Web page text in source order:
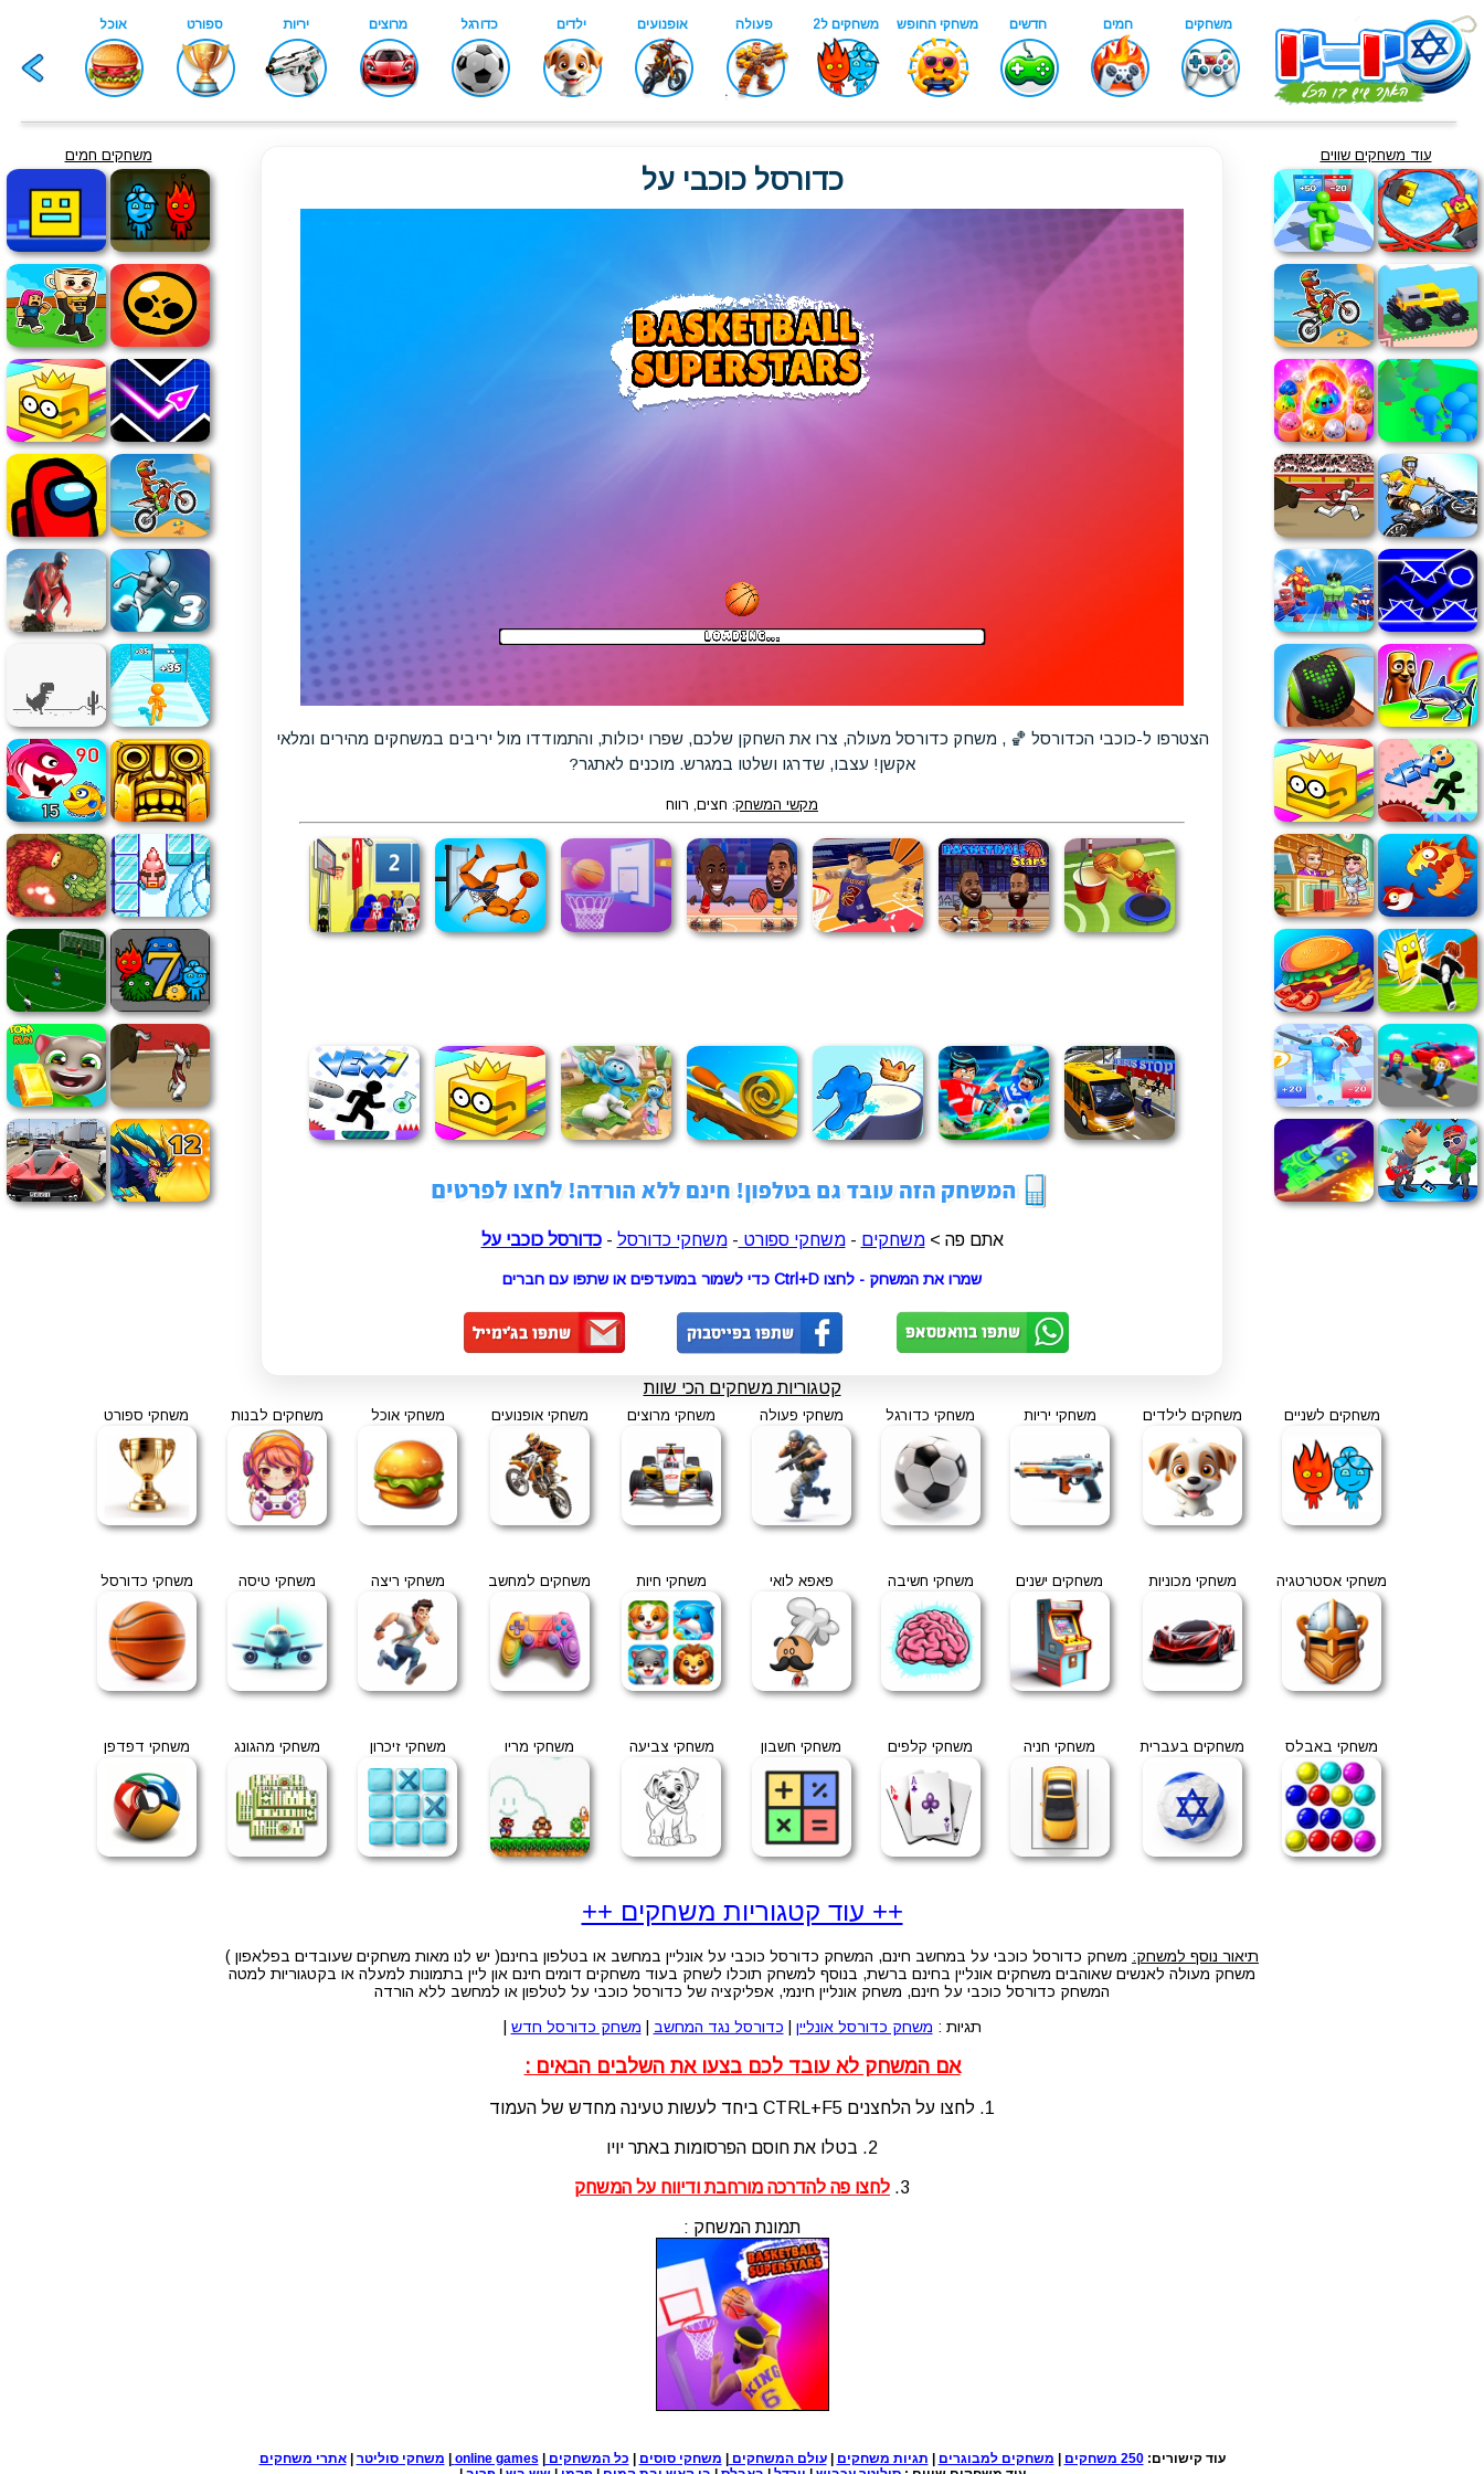
עוד משחקים שווים
כדורסל כוכבי על
הצטרפו ל-כוכבי הכדורסל 🏀 , משחק כדורסל מעולה, צרו את השחקן שלכם, שפרו יכולות, והתמודדו מול יריבים במשחקים מהירים ומלאי
אקשן! עצבו, שדרגו ושלטו במגרש. מוכנים לאתגר?
מקשי המשחק: חצים, רווח
אתם פה >משחקים -משחקי ספורט -משחקי כדורסל -כדורסל כוכבי על
שמרו את המשחק - לחצו Ctrl+D כדי לשמור במועדפים או שתפו עם חברים
משחקים חמים
קטגוריות משחקים הכי שוות
משחקים לשניים משחקים לילדים משחקי יריות משחקי כדורגל משחקי פעולה משחקי מרוצים משחקי אופנועים משחקי אוכל משחקים לבנות משחקי ספורט
משחקי אסטרטגיה משחקי מכוניות משחקים ישנים משחקי חשיבה פאפא לואי משחקי חיות משחקים למחשב משחקי ריצה משחקי טיסה משחקי כדורסל
משחקי באבלס משחקים בעברית משחקי חניה משחקי קלפים משחקי חשבון משחקי צביעה משחקי מריו משחקי זיכרון משחקי מהגונג משחקי דפדפן
++ עוד קטגוריות משחקים ++
תיאור נוסף למשחק: משחק כדורסל כוכבי על במחשב חינם, המשחק כדורסל כוכבי על אונליין במחשב או בטלפון בחינם( יש לנו מאות משחקים שעובדים בפלאפון )
משחק מעולה לאנשים שאוהבים משחקים אונליין בחינם ברשת, בנוסף למשחק תוכלו לשחק בעוד משחקים דומים חינם און ליין בתמונות למעלה או בקטגוריות למטה
המשחק כדורסל כוכבי על חינם, משחק אונליין חינמי, אפליקציה של כדורסל כוכבי על לטלפון או למחשב ללא הורדה
תגיות : משחק כדורסל אונליין כדורסל נגד המחשב משחק כדורסל חדש
אם המשחק לא עובד לכם בצעו את השלבים הבאים :
1. לחצו על הלחצנים CTRL+F5 ביחד לעשות טעינה מחדש של העמוד
2. בטלו את חוסם הפרסומות באתר יויו
3. לחצו פה להדרכה מורחבת ודיווח על המשחק
תמונת המשחק :
עוד קישורים:250 משחקים משחקים למבוגרים תגיות משחקים |עולם המשחקים משחקי סוסים כל המשחקים online games משחקי סוליטר |אתרי משחקים